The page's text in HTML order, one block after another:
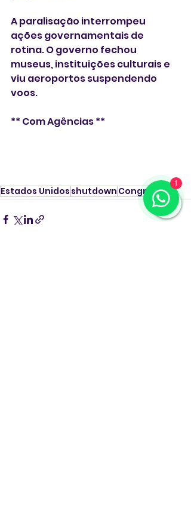
A paralisação interrompeu
ações governamentais de
rotina. O governo fechou
museus, instituições culturais e
viu aeroportos suspendendo
voos.
** Com Agências **
Estados Unidos shutdown Congresso
1